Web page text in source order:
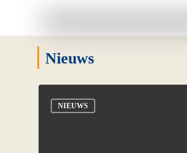
| Nieuws
NIEUWS